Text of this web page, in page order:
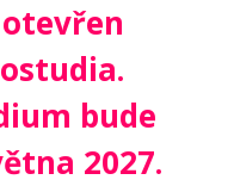
bude
2027.